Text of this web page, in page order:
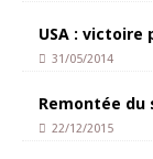
USA : victoire
31/05/2014
Remontée du
22/12/2015